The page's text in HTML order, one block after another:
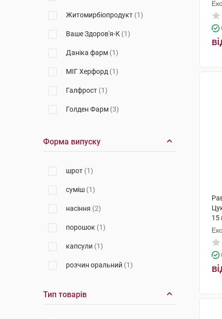
Житомирбіопродукт (1)
Ваше Здоров'я-К (1)
Даніка фарм (1)
МІГ Херфорд (1)
Галфрост (1)
Голден Фарм (3)
Ерсель Фарма
Форма випуску
шрот (1)
суміш (1)
насіння (2)
порошок (1)
капсули (1)
розчин оральний (1)
Тип товарів
15